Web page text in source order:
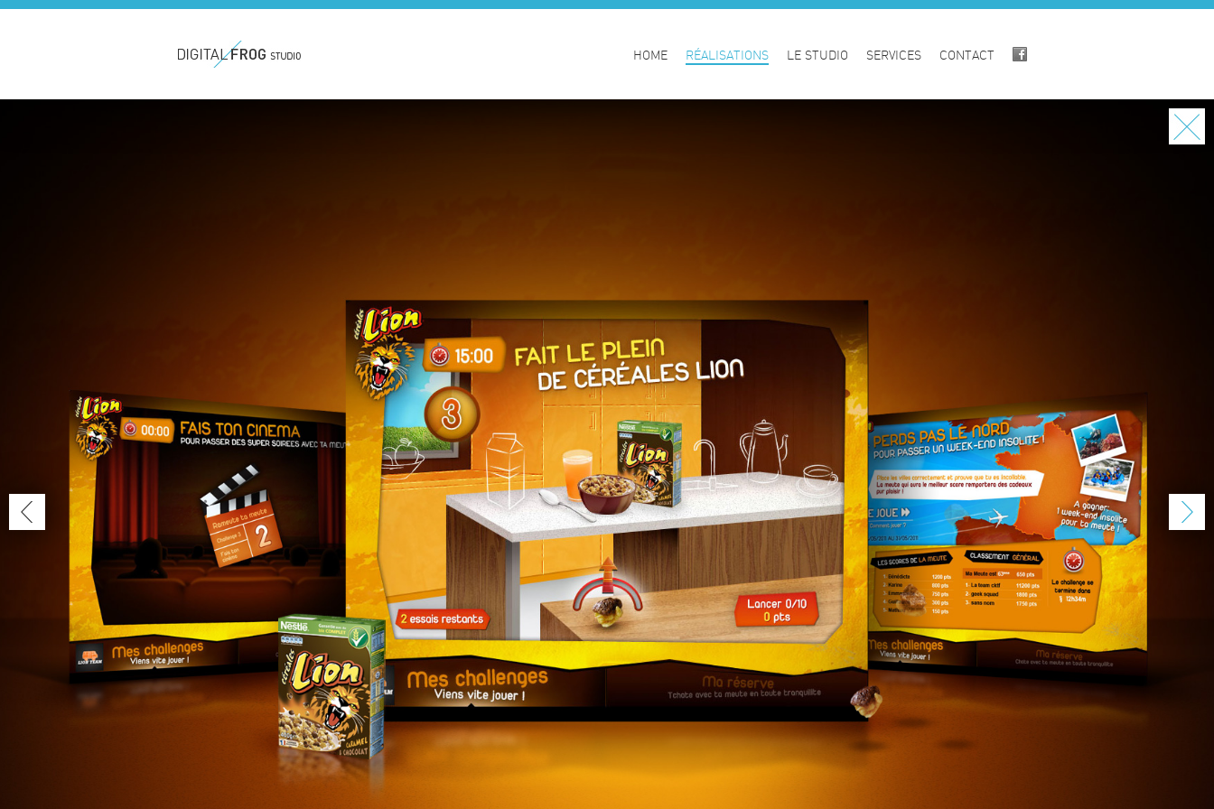
HOME RÉALISATIONS LE STUDIO SERVICES CONTACT
GROUPE ECS Identité visuelle, site internet KIA Site internet, E-pub